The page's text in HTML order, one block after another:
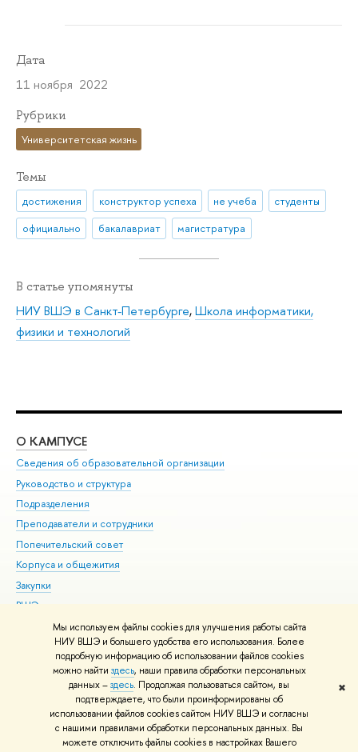
Мы используем файлы cookies для улучшения работы сайта
НИУ ВШЭ и большего удобства его использования. Более
подробную информацию об использовании файлов cookies
можно найти здесь, наши правила обработки персональных
данных –здесь. Продолжая пользоваться сайтом, вы
подтверждаете, что были проинформированы об
использовании файлов cookies сайтом НИУ ВШЭ и согласны
с нашими правилами обработки персональных данных. Вы
можете отключить файлы cookies в настройках Вашего
✖
Дата
11 ноября 2022
Рубрики
Университетская жизнь
Темы
достижения конструктор успеха не учеба
студенты
официально
бакалавриат магистратура
В статье упомянуты
НИУ ВШЭ в Санкт-Петербурге,Школа информатики,
физики и технологий
О КАМПУСЕ
Сведения об образовательной организации
Руководство и структура
Подразделения
Преподаватели и сотрудники
Попечительский совет
Корпуса и общежития
Закупки
ВШЭ для студентов с ограниченными возможностями
здоровья и инвалидностью
Версия для слабовидящих
Единая платежная страница
© НИУ ВШЭ 1993–2026 Адреса и контакты Условия использования
материалов Политика конфиденциальности Карта сайта
Шрифты HSE Sans и HSE Slab разработаны вШколе дизайна НИУ ВШЭ